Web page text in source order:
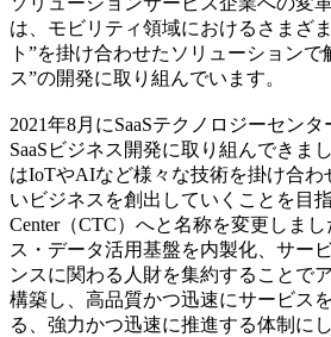
は、モビリティ領域におけるさまざ
ト”を掛け合わせたソリューションで
ス”の開発に取り組んでいます。
2021年8月にSaaSテクノロジーセン
SaaSビジネス開発に取り組んできま
はIoTやAIなど様々な技術を掛け合わ
いビジネスを創出していくことを目指
Center（CTC）へと名称を変更しまし
ス・データ活用基盤を内製化、サー
ンスに関わる人財を集約することで
構築し、高品質かつ迅速にサービス
る、強力かつ迅速に推進する体制に